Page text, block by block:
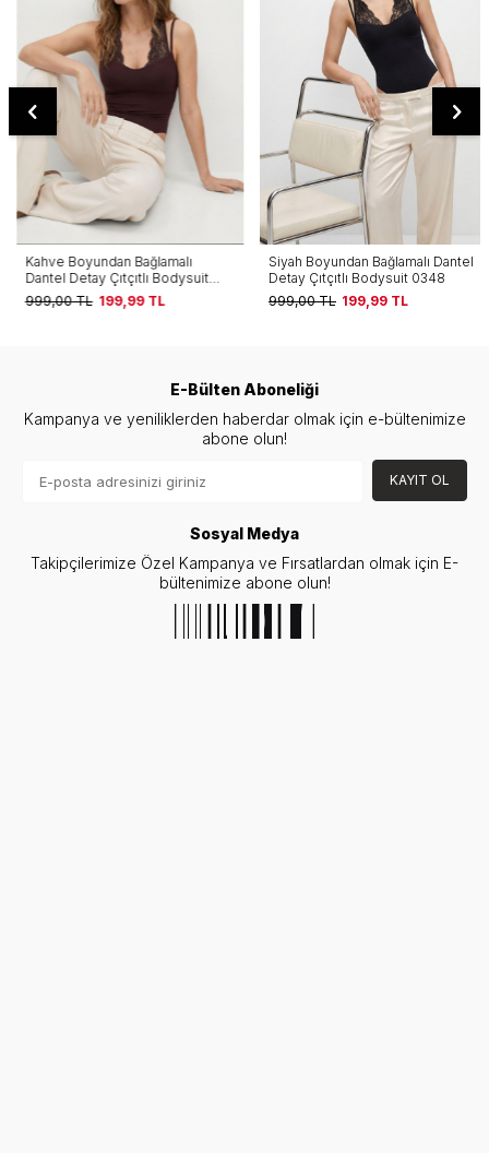
Kahve Boyundan Bağlamalı
Dantel Detay Çıtçıtlı Bodysuit
0348
999,00TL 199,99TL
Siyah Boyundan Bağlamalı Dantel
Detay Çıtçıtlı Bodysuit 0348
999,00TL 199,99TL
E-Bülten Aboneliği
Kampanya ve yeniliklerden haberdar olmak için e-bültenimize
abone olun!
KAYIT OL
Sosyal Medya
Takipçilerimize Özel Kampanya ve Fırsatlardan olmak için E-
bültenimize abone olun!